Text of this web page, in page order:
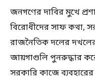
জনগণের দাবির মুখে
বিরোধীদের সাফ কথা,
রাজনৈতিক দলের
জায়গাগুলি পুনরুদ্ধার
সরকারি কাজে